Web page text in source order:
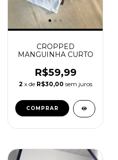
CROPPED
MANGUINHA CURTO
R$59,99
2 x de R$30,00 sem juros
COMPRAR